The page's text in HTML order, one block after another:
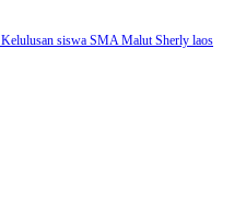
Kelulusan siswa SMA MalutSherly laos